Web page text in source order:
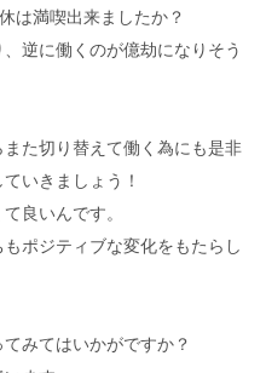
は満喫出来ましたか？
逆に働くのが億劫になりそう
た切り替えて働く為にも是非
いきましょう！
良いんです。
ポジティブな変化をもたらし
みてはいかがですか？